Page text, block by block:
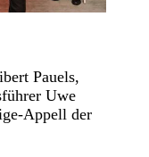
Pauels,
Uwe
Appell der